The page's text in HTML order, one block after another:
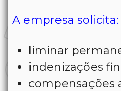
A empresa solicita:
liminar
indenizações
compensações